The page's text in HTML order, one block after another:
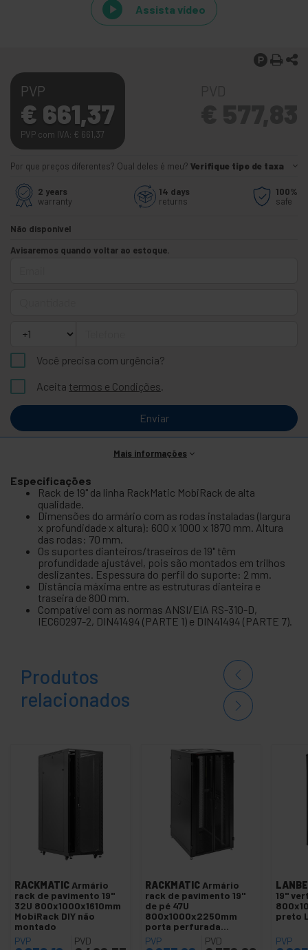
Assista vídeo
PVP
€ 661,37
PVP com IVA: € 661,37
Por que preços diferentes? Qual deles é meu? Verifique tipo de taxa
2 years
warranty
14 days
returns
100%
safe
Não disponível
Avisaremos quando voltar ao estoque.
Você precisa com urgência?
Aceita termos e Condições.
Enviar
Mais informações
Especificações
Rack de 19" da linha RackMatic MobiRack de alta
qualidade.
Dimensões do armário com as rodas instaladas (largura
x profundidade x altura): 600 x 1000 x 1870 mm. Altura
das rodas: 70 mm.
Os suportes dianteiros/traseiros de 19" têm
profundidade ajustável, pois são montados em trilhos
deslizantes. Espessura do perfil do suporte: 2 mm.
Distância máxima entre as estruturas dianteira e
traseira de 800 mm.
Compatível com as normas ANSI/EIA RS-310-D,
IEC60297-2, DIN41494 (PARTE 1) e DIN41494 (PARTE 7).
Produtos
relacionados
RACKMATIC Armário
rack de pavimento 19''
32U 800x1000x1610mm
MobiRack DIY não
montado
PVP
PVD
RACKMATIC Armário
rack de pavimento 19"
de pé 47U
800x1000x2250mm
porta perfurada
MobiRack DIY não
montado preto
PVP PVD
19"
preto
PVP